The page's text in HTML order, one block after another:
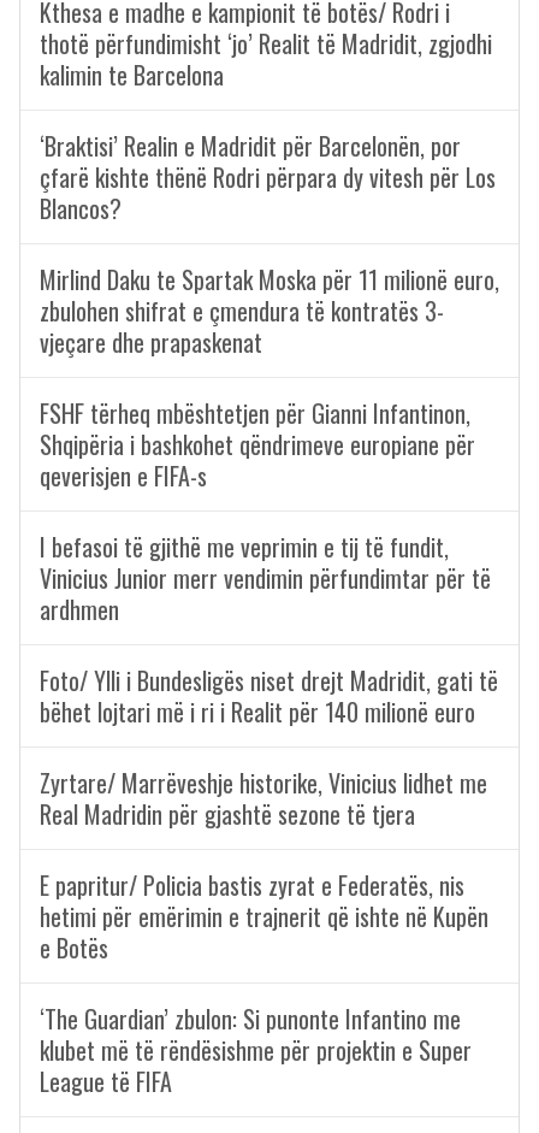
Kthesa e madhe e kampionit të botës/ Rodri i
thotë përfundimisht ‘jo’ Realit të Madridit, zgjodhi
kalimin te Barcelona
‘Braktisi’ Realin e Madridit për Barcelonën, por
çfarë kishte thënë Rodri përpara dy vitesh për Los
Blancos?
Mirlind Daku te Spartak Moska për 11 milionë euro,
zbulohen shifrat e çmendura të kontratës 3-
vjeçare dhe prapaskenat
FSHF tërheq mbështetjen për Gianni Infantinon,
Shqipëria i bashkohet qëndrimeve europiane për
qeverisjen e FIFA-s
I befasoi të gjithë me veprimin e tij të fundit,
Vinicius Junior merr vendimin përfundimtar për të
ardhmen
Foto/ Ylli i Bundesligës niset drejt Madridit, gati të
bëhet lojtari më i ri i Realit për 140 milionë euro
Zyrtare/ Marrëveshje historike, Vinicius lidhet me
Real Madridin për gjashtë sezone të tjera
E papritur/ Policia bastis zyrat e Federatës, nis
hetimi për emërimin e trajnerit që ishte në Kupën
e Botës
‘The Guardian’ zbulon: Si punonte Infantino me
klubet më të rëndësishme për projektin e Super
League të FIFA